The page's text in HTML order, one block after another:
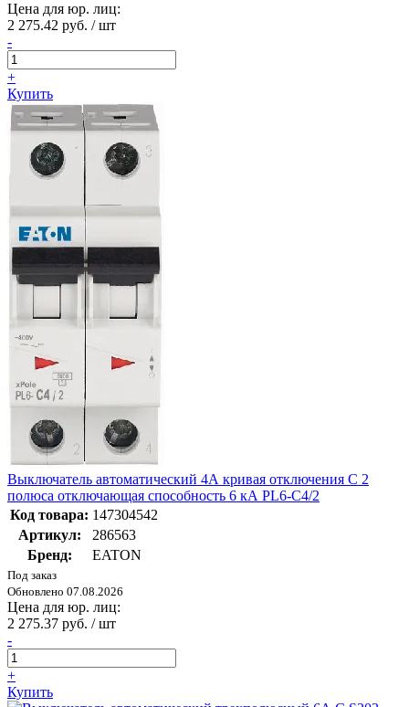
Цена для юр. лиц:
2 275.42 руб. / шт
-
+
Купить
Выключатель автоматический 4А кривая отключения С 2
полюса отключающая способность 6 кА PL6-C4/2
Код товара: 147304542
Артикул:
286563
Бренд:
EATON
Под заказ
Обновлено 07.08.2026
Цена для юр. лиц:
2 275.37 руб. / шт
-
+
Купить